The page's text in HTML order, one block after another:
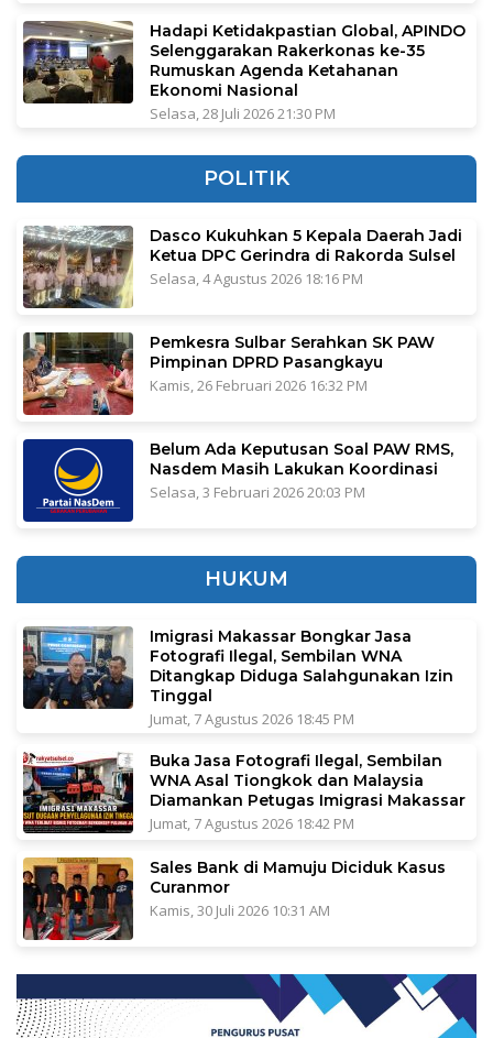
Hadapi Ketidakpastian Global, APINDO
Selenggarakan Rakerkonas ke-35
Rumuskan Agenda Ketahanan
Ekonomi Nasional
Selasa, 28 Juli 2026 21:30 PM
POLITIK
Dasco Kukuhkan 5 Kepala Daerah Jadi
Ketua DPC Gerindra di Rakorda Sulsel
Selasa, 4 Agustus 2026 18:16 PM
Pemkesra Sulbar Serahkan SK PAW
Pimpinan DPRD Pasangkayu
Kamis, 26 Februari 2026 16:32 PM
Belum Ada Keputusan Soal PAW RMS,
Nasdem Masih Lakukan Koordinasi
Selasa, 3 Februari 2026 20:03 PM
HUKUM
Imigrasi Makassar Bongkar Jasa
Fotografi Ilegal, Sembilan WNA
Ditangkap Diduga Salahgunakan Izin
Tinggal
Jumat, 7 Agustus 2026 18:45 PM
Buka Jasa Fotografi Ilegal, Sembilan
WNA Asal Tiongkok dan Malaysia
Diamankan Petugas Imigrasi Makassar
Jumat, 7 Agustus 2026 18:42 PM
Sales Bank di Mamuju Diciduk Kasus
Curanmor
Kamis, 30 Juli 2026 10:31 AM